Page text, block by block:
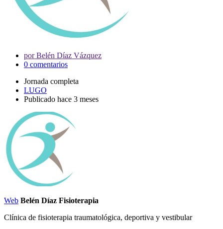
por Belén Díaz Vázquez
0 comentarios
Jornada completa
LUGO
Publicado hace 3 meses
Web Belén Díaz Fisioterapia
Clínica de fisioterapia traumatológica, deportiva y vestibular